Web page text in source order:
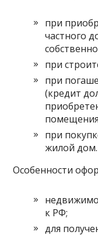
при
частного
при
при
(кредит
при
жилой дом.
Особенности
к РФ;
для